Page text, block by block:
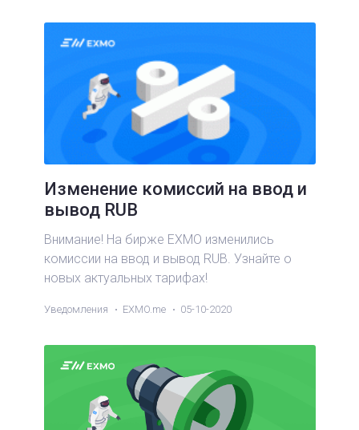
Изменение комиссий на ввод и
вывод RUB
Внимание! На бирже EXMO изменились
комиссии на ввод и вывод RUB. Узнайте о
новых актуальных тарифах!
Уведомления EXMO.me 05-10-2020